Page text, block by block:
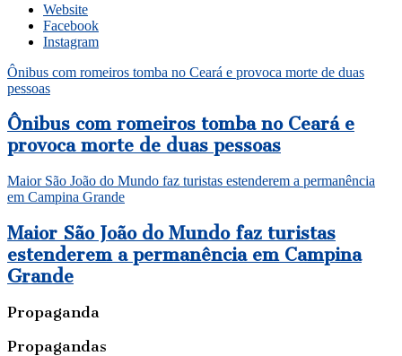
Website
Facebook
Instagram
Ônibus com romeiros tomba no Ceará e provoca morte de duas
pessoas
Ônibus com romeiros tomba no Ceará e
provoca morte de duas pessoas
Maior São João do Mundo faz turistas estenderem a permanência
em Campina Grande
Maior São João do Mundo faz turistas
estenderem a permanência em Campina
Grande
Propaganda
Propagandas